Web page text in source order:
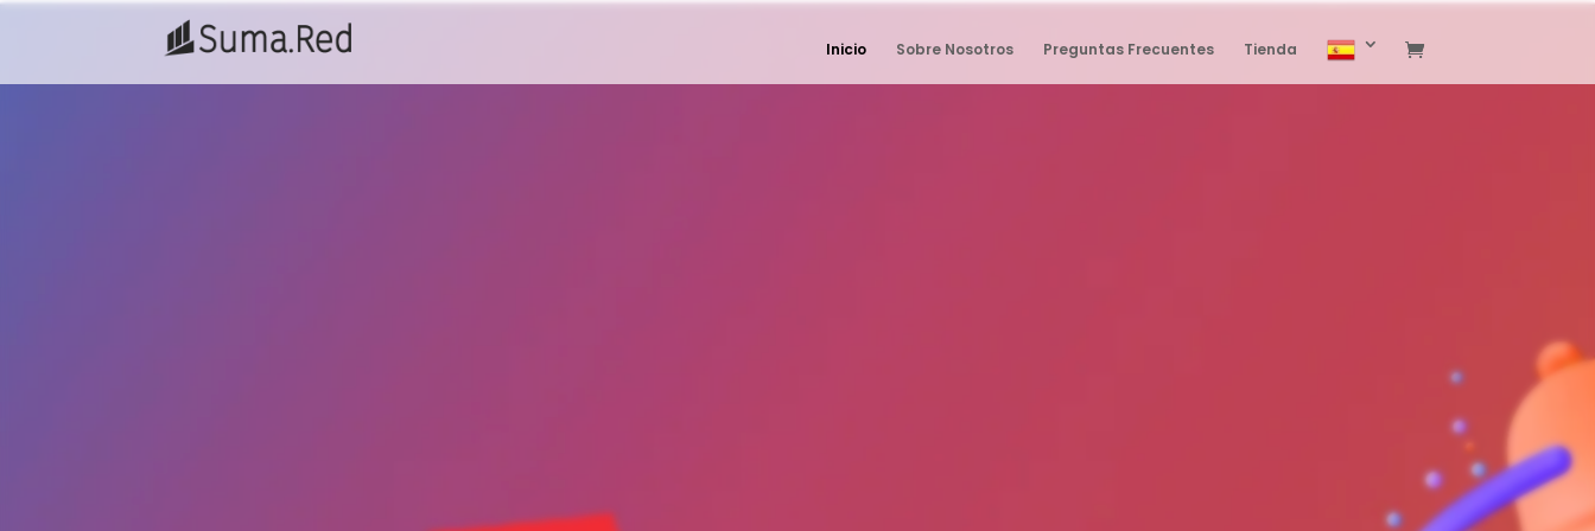
Inicio Sobre Nosotros Preguntas Frecuentes Tienda